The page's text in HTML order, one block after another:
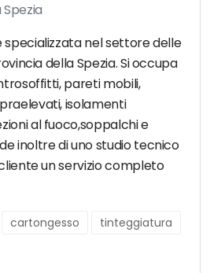
è specializzata nel settore delle
della Spezia. Si occupa
pareti mobili,
isolamenti
al fuoco,soppalchi e
inoltre di uno studio tecnico
un servizio completo
cartongesso tinteggiatura